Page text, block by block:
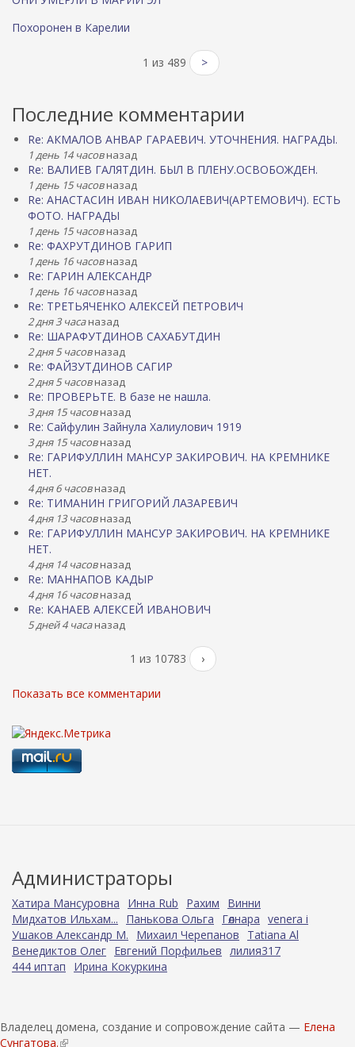
Похоронен в Карелии
1 из 489 >
Последние комментарии
Re: АКМАЛОВ АНВАР ГАРАЕВИЧ. УТОЧНЕНИЯ. НАГРАДЫ.
1 день 14 часовназад
Re: ВАЛИЕВ ГАЛЯТДИН. БЫЛ В ПЛЕНУ.ОСВОБОЖДЕН.
1 день 15 часовназад
Re: АНАСТАСИН ИВАН НИКОЛАЕВИЧ(АРТЕМОВИЧ). ЕСТЬ
ФОТО. НАГРАДЫ
1 день 15 часовназад
Re: ФАХРУТДИНОВ ГАРИП
1 день 16 часовназад
Re: ГАРИН АЛЕКСАНДР
1 день 16 часовназад
Re: ТРЕТЬЯЧЕНКО АЛЕКСЕЙ ПЕТРОВИЧ
2 дня 3 часаназад
Re: ШАРАФУТДИНОВ САХАБУТДИН
2 дня 5 часовназад
Re: ФАЙЗУТДИНОВ САГИР
2 дня 5 часовназад
Re: ПРОВЕРЬТЕ. В базе не нашла.
3 дня 15 часовназад
Re: Сайфулин Зайнула Халиулович 1919
3 дня 15 часовназад
Re: ГАРИФУЛЛИН МАНСУР ЗАКИРОВИЧ. НА КРЕМНИКЕ
НЕТ.
4 дня 6 часовназад
Re: ТИМАНИН ГРИГОРИЙ ЛАЗАРЕВИЧ
4 дня 13 часовназад
Re: ГАРИФУЛЛИН МАНСУР ЗАКИРОВИЧ. НА КРЕМНИКЕ
НЕТ.
4 дня 14 часовназад
Re: МАННАПОВ КАДЫР
4 дня 16 часовназад
Re: КАНАЕВ АЛЕКСЕЙ ИВАНОВИЧ
5 дней 4 часаназад
1 из 10783 ›
Показать все комментарии
Администраторы
Хатира Мансуровна Инна Rub Рахим
Винни
Мидхатов Ильхам...
Панькова Ольга Гөлнара venera i
Ушаков Александр М.
Михаил Черепанов
Tatiana Al
Венедиктов Олег Евгений Порфильев лилия317
444 иптап
Ирина Кокуркина
Владелец домена, создание и сопровождение сайта — Елена
Сунгатова.(